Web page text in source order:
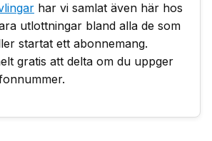
har vi samlat även här hos
utlottningar bland alla de som
startat ett abonnemang.
gratis att delta om du uppger